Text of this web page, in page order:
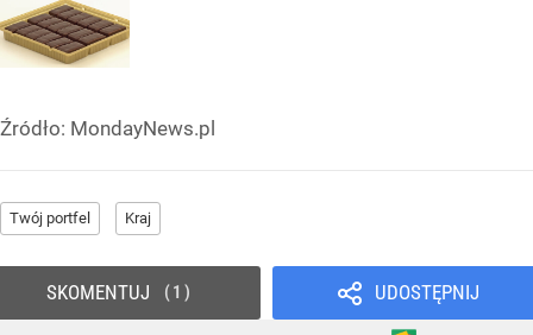
Źródło: MondayNews.pl
Twój portfel Kraj
UDOSTĘPNIJ
SKOMENTUJ 1